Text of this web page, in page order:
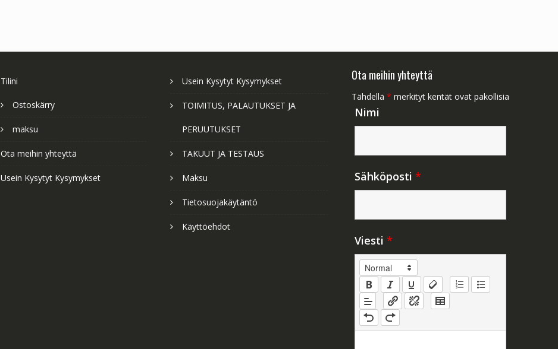
Tilini
Ostoskärry
maksu
Ota meihin yhteyttä
Usein Kysytyt Kysymykset
Usein Kysytyt Kysymykset
TOIMITUS, PALAUTUKSET JA
PERUUTUKSET
TAKUUT JA TESTAUS
Maksu
Tietosuojakäytäntö
Käyttöehdot
Ota meihin yhteyttä
Tähdellä * merkityt kentät ovat pakollisia
Nimi
Sähköposti *
Viesti *